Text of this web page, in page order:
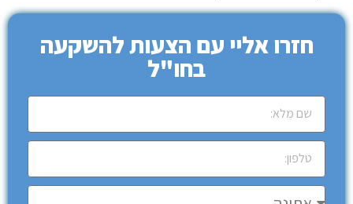
חזרו אליי עם הצעות להשקעה
בחו"ל